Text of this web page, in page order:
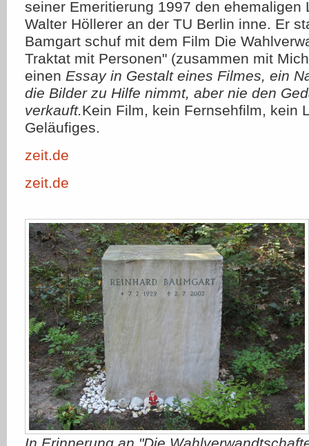
seiner Emeritierung 1997 den ehemaligen
Walter Höllerer an der TU Berlin inne. Er
Bamgart schuf mit dem Film Die
Traktat mit Personen" (zusammen mit
einen Essay in Gestalt eines Filmes, ein
die Bilder zu Hilfe nimmt, aber nie den
verkauft.Kein Film, kein Fernsehfilm, kein
Geläufiges.
zeit.de
zeit.de